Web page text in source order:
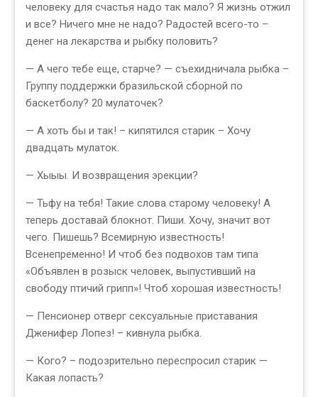
человеку для счастья надо так мало? Я жизнь отжил
и все? Ничего мне не надо? Радостей всего-то –
денег на лекарства и рыбку половить?
— А чего тебе еще, старче? — съехидничала рыбка –
Группу поддержки бразильской сборной по
баскетболу? 20 мулаточек?
— А хоть бы и так! – кипятился старик – Хочу
двадцать мулаток.
— Хыыы. И возвращения эрекции?
— Тьфу на тебя! Такие слова старому человеку! А
теперь доставай блокнот. Пиши. Хочу, значит вот
чего. Пишешь? Всемирную известность!
Всенепременно! И чтоб без подвохов там типа
«Объявлен в розыск человек, выпустивший на
свободу птичий грипп»! Чтоб хорошая известность!
— Пенсионер отверг сексуальные приставания
Дженифер Лопез! – кивнула рыбка.
— Кого? – подозрительно переспросил старик —
Какая лопасть?